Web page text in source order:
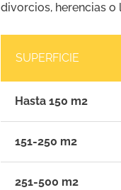
divorcios, herencias
SUPERFICIE
Hasta 150 m2
151-250 m2
251-500 m2